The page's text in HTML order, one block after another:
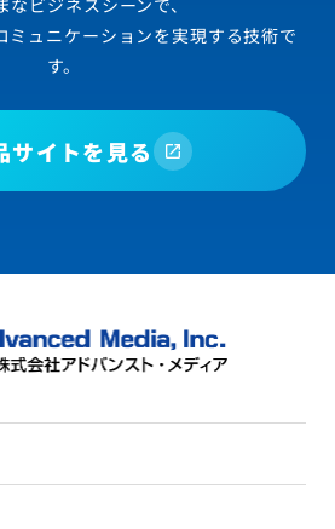
なビジネスシーンで、
ミュニケーションを実現する技術で
す。
サイトを見る